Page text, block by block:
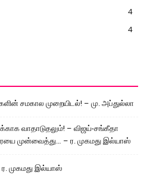
4
4
சமகால முறையிடல்! – மு. அப்துல்லா
வாதாடுதலும்! – விஜய்-சங்கீதா
முன்வைத்து… – ர. முகமது இல்யாஸ்
ர. முகமது இல்யாஸ்